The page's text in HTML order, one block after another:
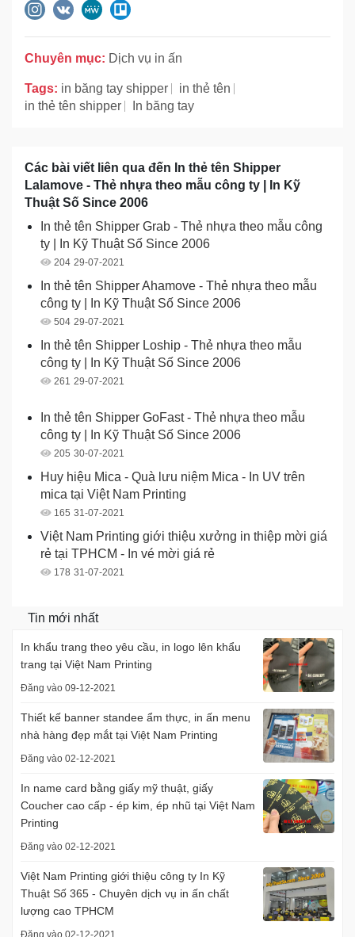
Chuyên mục: Dịch vụ in ấn
Tags: in băng tay shipper
in thẻ tên
in thẻ tên shipper
In băng tay
Các bài viết liên qua đến In thẻ tên Shipper
Lalamove - Thẻ nhựa theo mẫu công ty | In Kỹ
Thuật Số Since 2006
In thẻ tên Shipper Grab - Thẻ nhựa theo mẫu công
ty | In Kỹ Thuật Số Since 2006
204 29-07-2021
In thẻ tên Shipper Ahamove - Thẻ nhựa theo mẫu
công ty | In Kỹ Thuật Số Since 2006
504 29-07-2021
In thẻ tên Shipper Loship - Thẻ nhựa theo mẫu
công ty | In Kỹ Thuật Số Since 2006
261 29-07-2021
In thẻ tên Shipper GoFast - Thẻ nhựa theo mẫu
công ty | In Kỹ Thuật Số Since 2006
205 30-07-2021
Huy hiệu Mica - Quà lưu niệm Mica - In UV trên
mica tại Việt Nam Printing
165 31-07-2021
Việt Nam Printing giới thiệu xưởng in thiệp mời giá
rẻ tại TPHCM - In vé mời giá rẻ
178 31-07-2021
Tin mới nhất
In khẩu trang theo yêu cầu, in logo lên khẩu
trang tại Việt Nam Printing
Đăng vào 09-12-2021
Thiết kế banner standee ẩm thực, in ấn menu
nhà hàng đẹp mắt tại Việt Nam Printing
Đăng vào 02-12-2021
In name card bằng giấy mỹ thuật, giấy
Coucher cao cấp - ép kim, ép nhũ tại Việt Nam
Printing
Đăng vào 02-12-2021
Việt Nam Printing giới thiệu công ty In Kỹ
Thuật Số 365 - Chuyên dịch vụ in ấn chất
lượng cao TPHCM
Đăng vào 02-12-2021